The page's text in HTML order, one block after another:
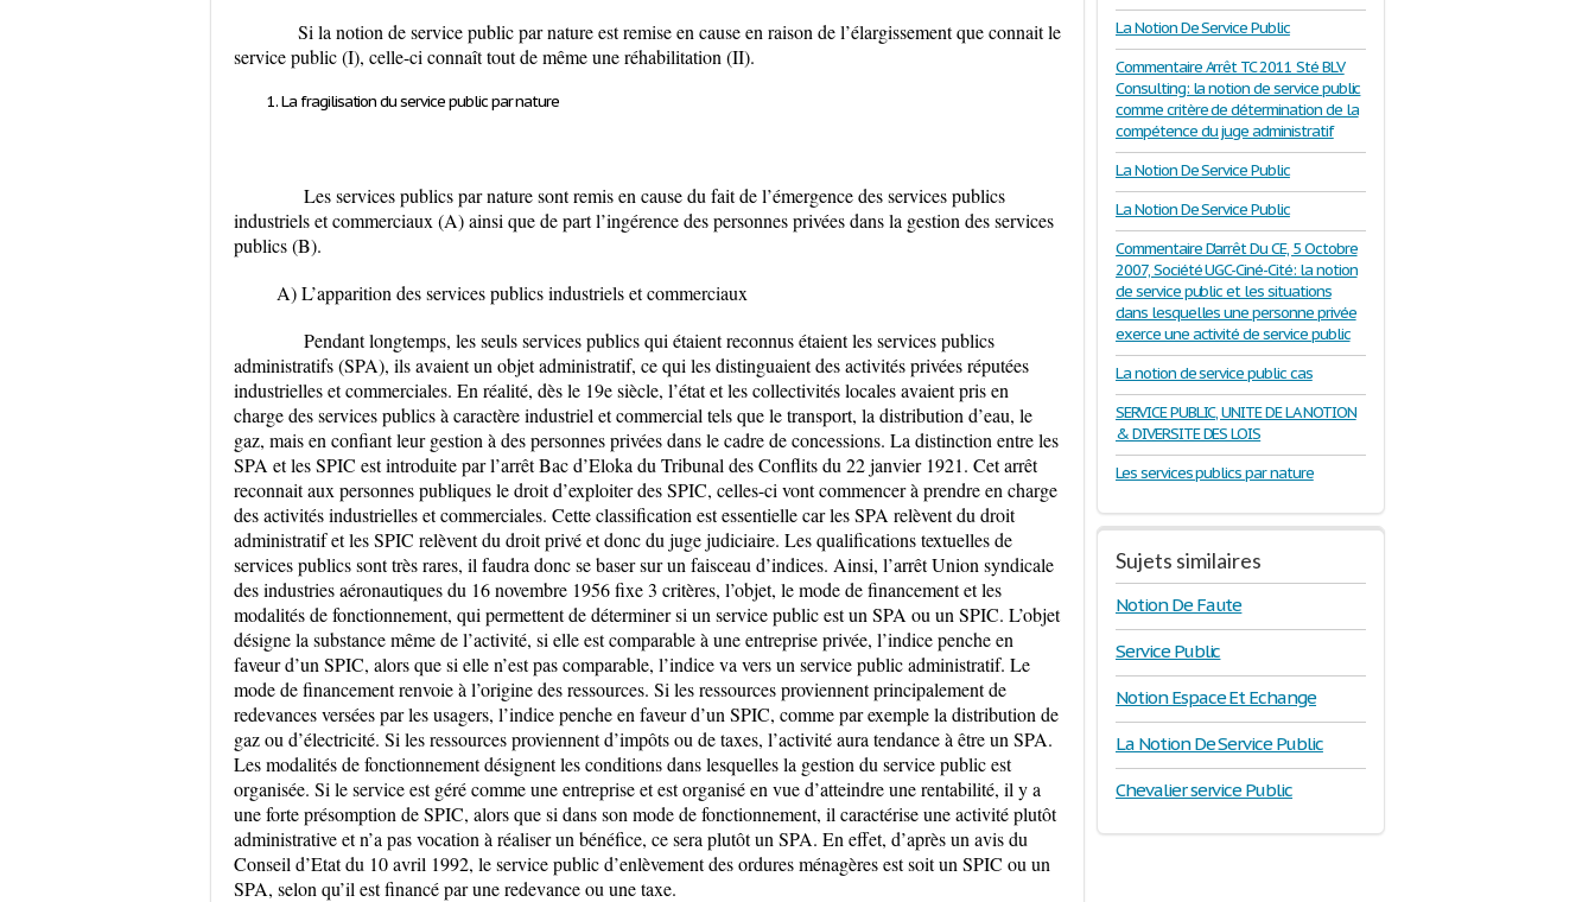
Si la notion de service public par nature est remise en cause en raison de l’élargissement que connait le
service public (I), celle-ci connaît tout de même une réhabilitation (II).
La fragilisation du service public par nature
Les services publics par nature sont remis en cause du fait de l’émergence des services publics
industriels et commerciaux (A) ainsi que de part l’ingérence des personnes privées dans la gestion des services
publics (B).
A) L’apparition des services publics industriels et commerciaux
Pendant longtemps, les seuls services publics qui étaient reconnus étaient les services publics
administratifs (SPA), ils avaient un objet administratif, ce qui les distinguaient des activités privées réputées
industrielles et commerciales. En réalité, dès le 19e siècle, l’état et les collectivités locales avaient pris en
charge des services publics à caractère industriel et commercial tels que le transport, la distribution d’eau, le
gaz, mais en confiant leur gestion à des personnes privées dans le cadre de concessions. La distinction entre les
SPA et les SPIC est introduite par l’arrêt Bac d’Eloka du Tribunal des Conflits du 22 janvier 1921. Cet arrêt
reconnait aux personnes publiques le droit d’exploiter des SPIC, celles-ci vont commencer à prendre en charge
des activités industrielles et commerciales. Cette classification est essentielle car les SPA relèvent du droit
administratif et les SPIC relèvent du droit privé et donc du juge judiciaire. Les qualifications textuelles de
services publics sont très rares, il faudra donc se baser sur un faisceau d’indices. Ainsi, l’arrêt Union syndicale
des industries aéronautiques du 16 novembre 1956 fixe 3 critères, l’objet, le mode de financement et les
modalités de fonctionnement, qui permettent de déterminer si un service public est un SPA ou un SPIC. L’objet
désigne la substance même de l’activité, si elle est comparable à une entreprise privée, l’indice penche en
faveur d’un SPIC, alors que si elle n’est pas comparable, l’indice va vers un service public administratif. Le
mode de financement renvoie à l’origine des ressources. Si les ressources proviennent principalement de
redevances versées par les usagers, l’indice penche en faveur d’un SPIC, comme par exemple la distribution de
gaz ou d’électricité. Si les ressources proviennent d’impôts ou de taxes, l’activité aura tendance à être un SPA.
Les modalités de fonctionnement désignent les conditions dans lesquelles la gestion du service public est
organisée. Si le service est géré comme une entreprise et est organisé en vue d’atteindre une rentabilité, il y a
une forte présomption de SPIC, alors que si dans son mode de fonctionnement, il caractérise une activité plutôt
administrative et n’a pas vocation à réaliser un bénéfice, ce sera plutôt un SPA. En effet, d’après un avis du
Conseil d’Etat du 10 avril 1992, le service public d’enlèvement des ordures ménagères est soit un SPIC ou un
SPA, selon qu’il est financé par une redevance ou une taxe.
La Notion De Service Public
Commentaire Arrêt TC 2011 Sté BLV
Consulting: la notion de service public
comme critère de détermination de la
compétence du juge administratif
La Notion De Service Public
La Notion De Service Public
Commentaire D'arrêt Du CE, 5 Octobre
2007, Société UGC-Ciné-Cité: la notion
de service public et les situations
dans lesquelles une personne privée
exerce une activité de service public
La notion de service public cas
SERVICE PUBLIC, UNITE DE LA NOTION
& DIVERSITE DES LOIS
Les services publics par nature
Sujets similaires
Notion De Faute
Service Public
Notion Espace Et Echange
La Notion De Service Public
Chevalier service Public